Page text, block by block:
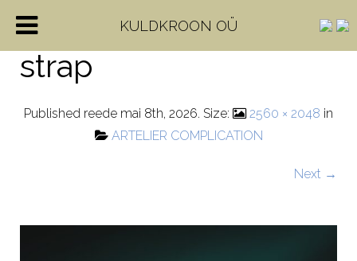
Artelier Complication
strap
Published reede mai 8th, 2026. Size: 2560 × 2048 in
ARTELIER COMPLICATION
Next →
KULDKROON OÜ